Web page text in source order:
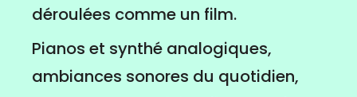
déroulées comme un film.
Pianos et synthé analogiques,
ambiances sonores du quotidien,